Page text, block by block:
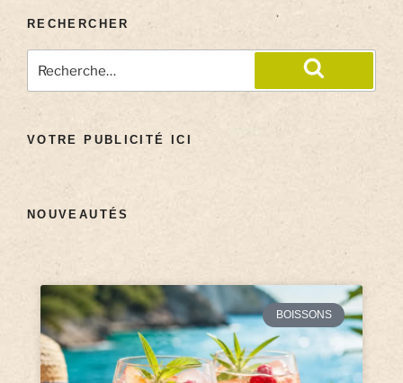
RECHERCHER
VOTRE PUBLICITÉ ICI
NOUVEAUTÉS
BOISSONS